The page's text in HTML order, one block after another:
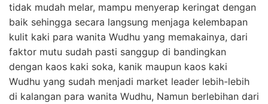
tidak mudah melar, mampu menyerap keringat dengan
baik sehingga secara langsung menjaga kelembapan
kulit kaki para wanita Wudhu yang memakainya, dari
faktor mutu sudah pasti sanggup di bandingkan
dengan kaos kaki soka, kanik maupun kaos kaki
Wudhu yang sudah menjadi market leader lebih-lebih
di kalangan para wanita Wudhu, Namun berlebihan dari